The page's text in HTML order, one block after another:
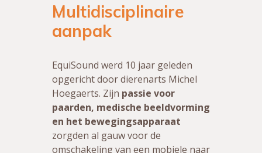
Multidisciplinaire
aanpak
EquiSound werd 10 jaar geleden
opgericht door dierenarts Michel
Hoegaerts. Zijn passie voor
paarden, medische beeldvorming
en het bewegingsapparaat
zorgden al gauw voor de
omschakeling van een mobiele naar